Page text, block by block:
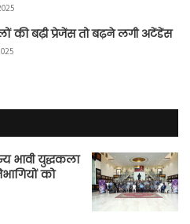
की बढ़ी प्रेजेंस तो बढ़ने लगी अटेंडेंस
भावी युद्धकला
को